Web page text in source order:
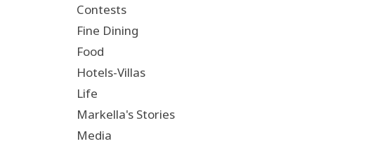
Contests
Fine Dining
Food
Hotels-Villas
Life
Markella's Stories
Media